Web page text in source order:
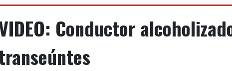
Conductor